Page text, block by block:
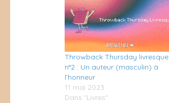
Throwback Thursday livresque
n°2 : Un auteur (masculin) à
l’honneur
11 mai 2023
Dans "Livres"